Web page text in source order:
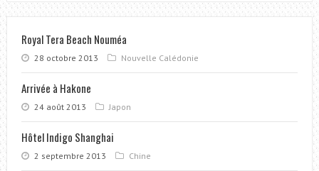
Royal Tera Beach Nouméa
28 octobre 2013 Nouvelle Calédonie
Arrivée à Hakone
24 août 2013 Japon
Hôtel Indigo Shanghai
2 septembre 2013 Chine